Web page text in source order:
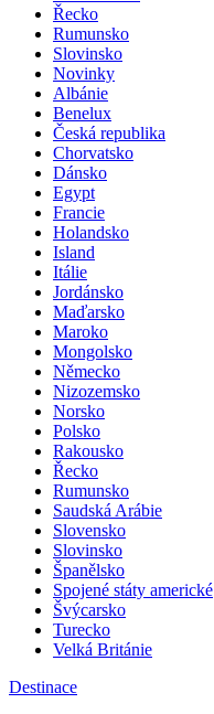
Řecko
Rumunsko
Slovinsko
Novinky
Albánie
Benelux
Česká republika
Chorvatsko
Dánsko
Egypt
Francie
Holandsko
Island
Itálie
Jordánsko
Maďarsko
Maroko
Mongolsko
Německo
Nizozemsko
Norsko
Polsko
Rakousko
Řecko
Rumunsko
Saudská Arábie
Slovensko
Slovinsko
Španělsko
Spojené státy americké
Švýcarsko
Turecko
Velká Británie
Destinace